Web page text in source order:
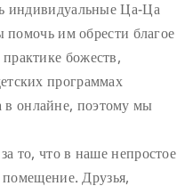
индивидуальные Ца-Ца
им обрести благое
божеств,
программах
онлайне, поэтому мы
то, что в наше непростое
Друзья,